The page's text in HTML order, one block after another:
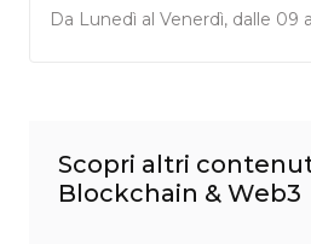
Da Lunedì al Venerdì, dalle 09
Scopri altri
Blockchain & Web3